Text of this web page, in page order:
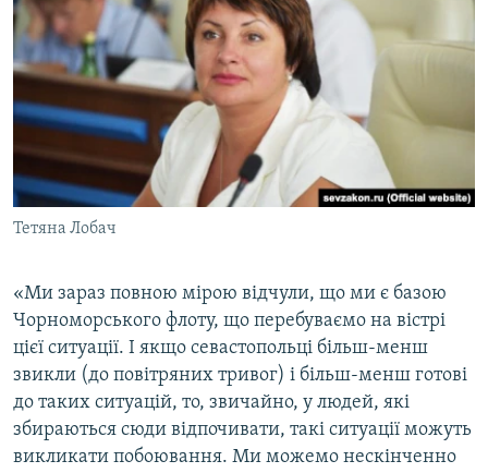
Тетяна Лобач
«Ми зараз повною мірою відчули, що ми є базою
Чорноморського флоту, що перебуваємо на вістрі
цієї ситуації. І якщо севастопольці більш-менш
звикли (до повітряних тривог) і більш-менш готові
до таких ситуацій, то, звичайно, у людей, які
збираються сюди відпочивати, такі ситуації можуть
викликати побоювання. Ми можемо нескінченно